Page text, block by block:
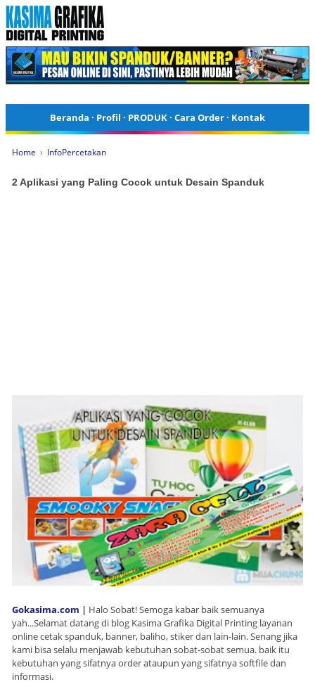
Beranda · Profil · PRODUK· Cara Order· Kontak
Home › InfoPercetakan
2 Aplikasi yang Paling Cocok untuk Desain Spanduk
Gokasima.com | Halo Sobat! Semoga kabar baik semuanya
yah...Selamat datang di blog Kasima Grafika Digital Printing layanan
online cetak spanduk, banner, baliho, stiker dan lain-lain. Senang jika
kami bisa selalu menjawab kebutuhan sobat-sobat semua. baik itu
kebutuhan yang sifatnya order ataupun yang sifatnya softfile dan
informasi.